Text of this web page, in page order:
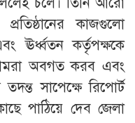
কাজগুলো
ঊর্ধ্বতন কর্তৃপক্ষকে
আমরা অবগত করব এবং
সাপেক্ষে রিপোর্ট
পাঠিয়ে দেব জেলা